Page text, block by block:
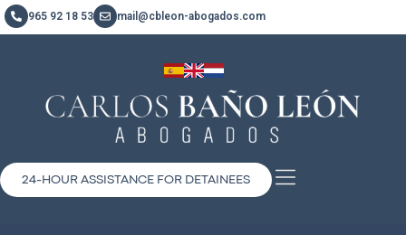
965 92 18 53 mail@cbleon-abogados.com
24-HOUR ASSISTANCE FOR DETAINEES